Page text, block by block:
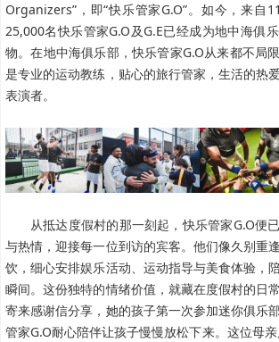
Organizers”，即“快乐管家G.O”。如今，来自
25,000名快乐管家G.O及G.E已经成为地中海俱
物。在地中海俱乐部，快乐管家G.O从来都不局
是专业的运动教练，贴心的旅行管家，生活的热
表演者。
从抵达度假村的那一刻起，快乐管家G.O便
与热情，迎接每一位到访的宾客。他们像久别重
饮，细心安排娱乐活动、运动指导与美食体验，
瞬间。这份独特的情绪价值，就藏在度假村的日
寄来感谢信分享，她的孩子第一次参加迷你俱乐
管家G.O耐心陪伴让孩子慢慢放松下来。这位母